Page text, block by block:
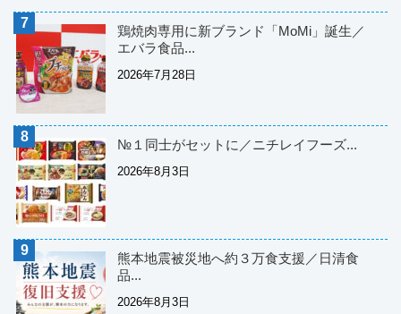
鶏焼肉専用に新ブランド「MoMi」誕生／
エバラ食品...
2026年7月28日
№１同士がセットに／ニチレイフーズ...
2026年8月3日
熊本地震被災地へ約３万食支援／日清食
品...
2026年8月3日